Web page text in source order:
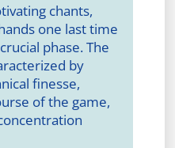
chants,
one last time
phase. The
by
finesse,
of the game,